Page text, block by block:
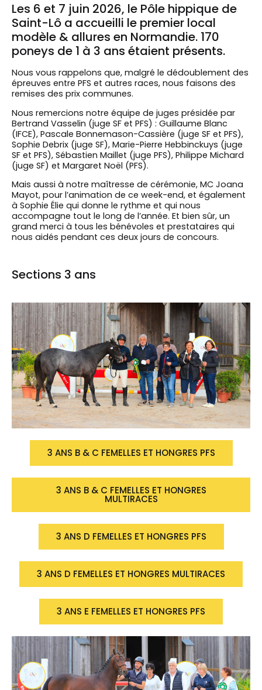
Les 6 et 7 juin 2026, le Pôle hippique de
Saint-Lô a accueilli le premier local
modèle & allures en Normandie. 170
poneys de 1 à 3 ans étaient présents.
Nous vous rappelons que, malgré le dédoublement des
épreuves entre PFS et autres races, nous faisons des
remises des prix communes.
Nous remercions notre équipe de juges présidée par
Bertrand Vasselin (juge SF et PFS) : Guillaume Blanc
(IFCE), Pascale Bonnemason-Cassière (juge SF et PFS),
Sophie Debrix (juge SF), Marie-Pierre Hebbinckuys (juge
SF et PFS), Sébastien Maillet (juge PFS), Philippe Michard
(juge SF) et Margaret Noël (PFS).
Mais aussi à notre maîtresse de cérémonie, MC Joana
Mayot, pour l’animation de ce week-end, et également
à Sophie Élie qui donne le rythme et qui nous
accompagne tout le long de l’année. Et bien sûr, un
grand merci à tous les bénévoles et prestataires qui
nous aidés pendant ces deux jours de concours.
Sections 3 ans
3 ANS B & C FEMELLES ET HONGRES PFS
3 ANS B & C FEMELLES ET HONGRES
MULTIRACES
3 ANS D FEMELLES ET HONGRES PFS
3 ANS D FEMELLES ET HONGRES MULTIRACES
3 ANS E FEMELLES ET HONGRES PFS